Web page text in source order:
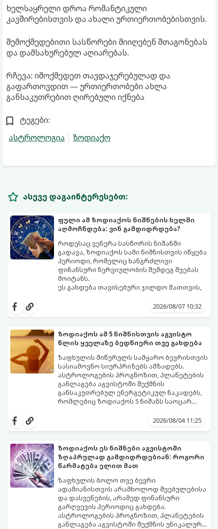
ხელსაყრელი დროა რომანტიკული
კავშირებისთვის და ახალი ურთიერთობებისთვის.
შემოქმედებითი სასწორები მიიღებენ შთაგონებას
და დამსახურებულ აღიარებას.
რჩევა: იმოქმედეთ თავდაჯერებულად და
გაფართოვდით — ურთიერთობები ახლა
განსაკუთრებით ღირებული იქნება
ტეგები:
ასტროლოგია
ზოდიაქო
ასევე დაგაინტერესებთ:
ფული ამ ზოდიაქოს ნიშნების ხელში
აღმოჩნდება: ვინ გამდიდრდება?
როდესაც ვენერა სასწორის ნიშანში
გადავა, ზოდიაქოს სამი ნიშნისთვის იწყება
პერიოდი, რომელიც ხანგრძლივი
ფინანსური ნერვიულობის შემდეგ შვებას
მოიტანს.
ეს გახდება თავისებური ჯილდო მათთვის,
იჩენდა და სირთულეების მიუხედავად წინ
სურვილების გადადებასა და ხარჯების
მკაცრ კონტროლს. თუმცა, ახლა სიტუაცია
თანდათან შეიცვლება.
პრობლემები, რომლებიც უსასრულო
გეგონათ, უკან დაიხევს, ამასთან ერთად კი
გაჩნდება მეტი ნდობა მომავლის მიმართ.
რთული პერიოდის შემდეგ ეს ნიშნები
შეძლებენ ამოისუნთქონ და დაინახონ
ახალი შესაძლებლობები.
2026/08/07 10:32
ზოდიაქოს ამ 5 ნიშნისთვის აგვისტო
წლის ყველაზე ბედნიერი თვე გახდება
ზაფხულის მიწურულს სამყარო ბევრისთვის
სასიამოვნო სიურპრიზებს ამზადებს.
ასტროლოგების პროგნოზით, პლანეტების
განლაგება აგვისტოში შექმნის
განსაკუთრებულ ენერგეტიკულ ნაკადებს,
რომლებიც ზოდიაქოს 5 ნიშანს საოცარ
ყველაზე ბედნიერი თვე აღმოჩნდება.
2026/08/04 11:25
ზოდიაქოს ეს ნიშნები აგვისტოში
ზღაპრულად გამდიდრდებიან: როგორი
წარმატება ელით მათ
ზაფხულის ბოლო თვე ბევრი
ადამიანისთვის არამხოლოდ შვებულებისა
და დასვენების, არამედ ფინანსური
გარღვევის პერიოდიც გახდება.
ასტროლოგების პროგნოზით, პლანეტების
განლაგება აგვისტოში შექმნის უნიკალურ